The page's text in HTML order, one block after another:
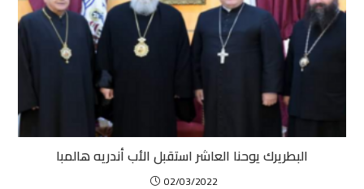
البطريرك يوحنا العاشر استقبل الأب أندريه هالمبا
02/03/2022